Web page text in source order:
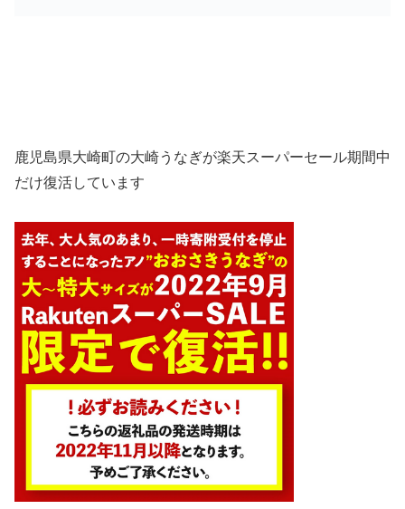
鹿児島県大崎町の大崎うなぎが楽天スーパーセール期間中
だけ復活しています